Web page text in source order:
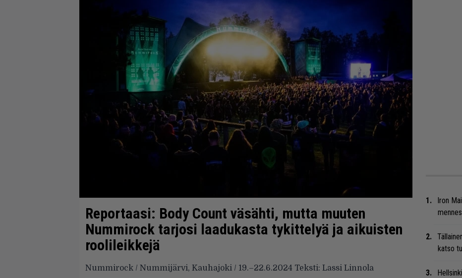
Reportaasi: Body Count väsähti, mutta muuten
Nummirock tarjosi laadukasta tykittelyä ja aikuisten
roolileikkejä
Nummirock / Nummijärvi, Kauhajoki / 19.–22.6.2024 Teksti: Lassi Linnola
Iron
katso